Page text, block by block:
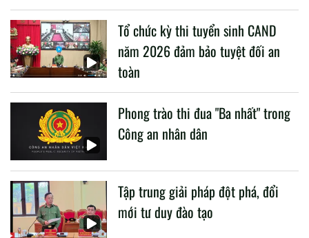
liên quan đến công tác giáo dục và đào tạo của lực lượng
CAND.
Tổ chức kỳ thi tuyển sinh CAND
năm 2026 đảm bảo tuyệt đối an
toàn
Phong trào thi đua "Ba nhất" trong
Công an nhân dân
Tập trung giải pháp đột phá, đổi
mới tư duy đào tạo